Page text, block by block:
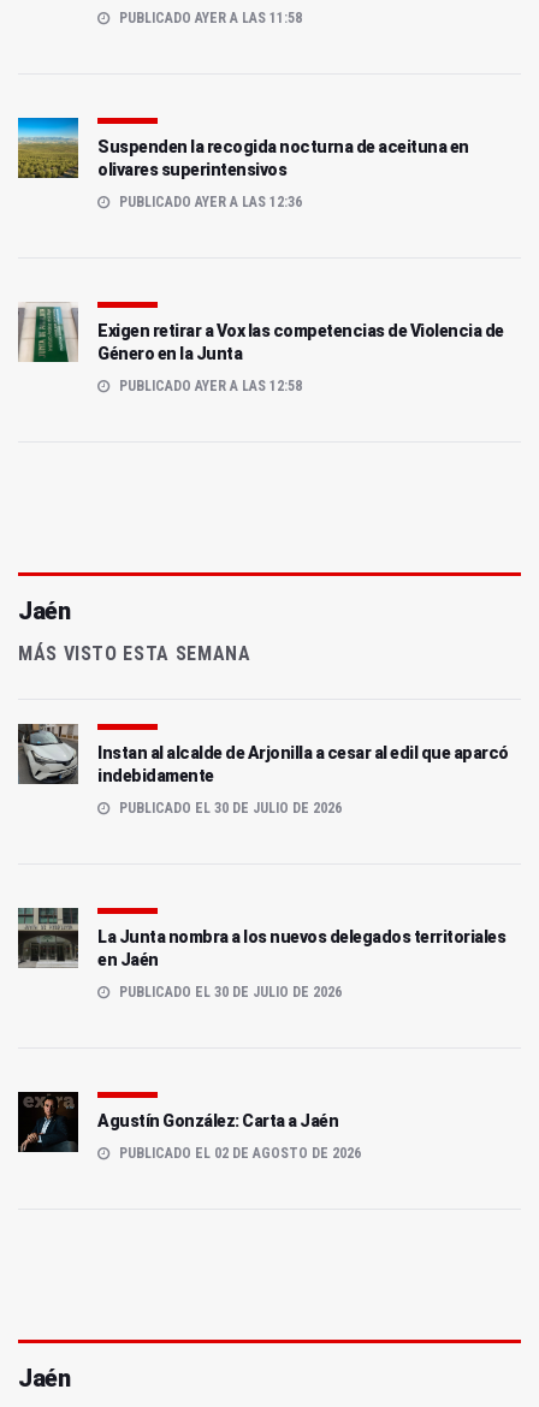
PUBLICADO AYER A LAS 11:58
Suspenden la recogida nocturna de aceituna en
olivares superintensivos
PUBLICADO AYER A LAS 12:36
Exigen retirar a Vox las competencias de Violencia de
Género en la Junta
PUBLICADO AYER A LAS 12:58
Jaén
MÁS VISTO ESTA SEMANA
Instan al alcalde de Arjonilla a cesar al edil que aparcó
indebidamente
PUBLICADO EL 30 DE JULIO DE 2026
La Junta nombra a los nuevos delegados territoriales
en Jaén
PUBLICADO EL 30 DE JULIO DE 2026
Agustín González: Carta a Jaén
PUBLICADO EL 02 DE AGOSTO DE 2026
Jaén